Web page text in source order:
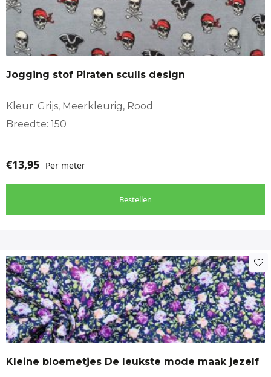
Jogging stof Piraten sculls design
Kleur: Grijs, Meerkleurig, Rood
Breedte: 150
€13,95 Per meter
Bestellen
Kleine bloemetjes De leukste mode maak jezelf